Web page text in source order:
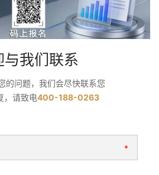
与我们联系
的问题，我们会尽快联系您
，请致电400-188-0263
*